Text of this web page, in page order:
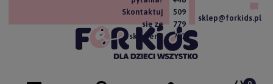
Skontaktuj
się ze
sklepem!
509
779
757
sklep@forkids.pl